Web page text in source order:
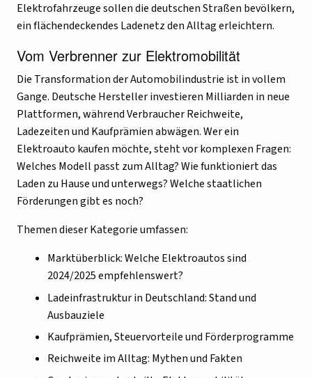
Elektrofahrzeuge sollen die deutschen Straßen bevölkern,
ein flächendeckendes Ladenetz den Alltag erleichtern.
Vom Verbrenner zur Elektromobilität
Die Transformation der Automobilindustrie ist in vollem
Gange. Deutsche Hersteller investieren Milliarden in neue
Plattformen, während Verbraucher Reichweite,
Ladezeiten und Kaufprämien abwägen. Wer ein
Elektroauto kaufen möchte, steht vor komplexen Fragen:
Welches Modell passt zum Alltag? Wie funktioniert das
Laden zu Hause und unterwegs? Welche staatlichen
Förderungen gibt es noch?
Themen dieser Kategorie umfassen:
Marktüberblick: Welche Elektroautos sind
2024/2025 empfehlenswert?
Ladeinfrastruktur in Deutschland: Stand und
Ausbauziele
Kaufprämien, Steuervorteile und Förderprogramme
Reichweite im Alltag: Mythen und Fakten